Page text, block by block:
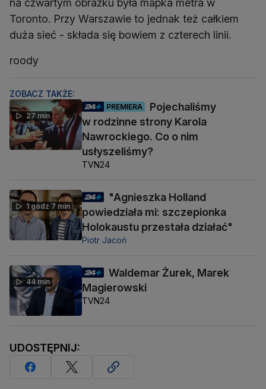
na czwartym obrazku była mapka metra w
Toronto. Przy Warszawie to jednak też całkiem
duża sieć - składa się bowiem z czterech linii.
roody
ZOBACZ TAKŻE:
27 min
PREMIERA
Pojechaliśmy
w rodzinne strony Karola
Nawrockiego. Co o nim
usłyszeliśmy?
TVN24
1 godz 7 min
"Agnieszka Holland
powiedziała mi: szczepionka
Holokaustu przestała działać"
Piotr Jacoń
44 min
Waldemar Żurek, Marek
Magierowski
TVN24
UDOSTĘPNIJ: